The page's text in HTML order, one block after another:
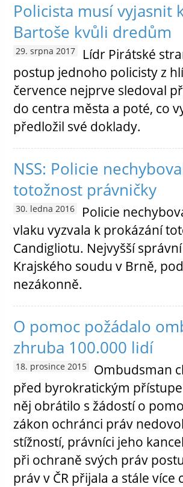
Policista musí
Bartoše kvůli dredům
29. srpna 2017
Lídr Pirátské
postup jednoho policisty z
července nejprve sledoval
do centra města a poté, co
předložil své doklady.
NSS: Policie
totožnost právničky
30. ledna 2016
Policie
vlaku vyzvala k prokázání
Candigliotu. Nejvyšší
Krajského soudu v Brně,
nezákonně.
O pomoc požádalo
zhruba 100.000 lidí
18. prosince 2015
Ombudsman
před byrokratickým
něj obrátilo s žádostí o
zákon ochránci práv
stížností, právníci jeho
při ochraně svých práv
práv v ČR přijala a stále